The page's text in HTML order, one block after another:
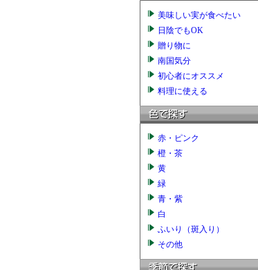
美味しい実が食べたい
日陰でもOK
贈り物に
南国気分
初心者にオススメ
料理に使える
赤・ピンク
橙・茶
黄
緑
青・紫
白
ふいり（斑入り）
その他